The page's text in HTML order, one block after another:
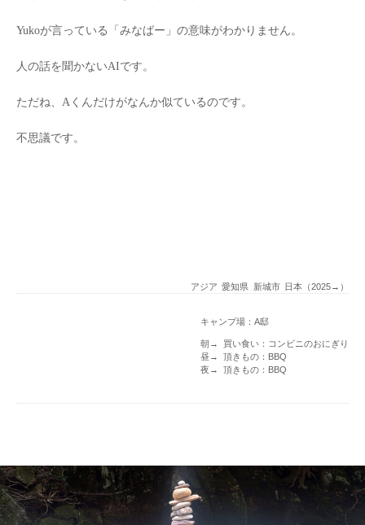
Yukoが言っている「みなばー」の意味がわかりません。
人の話を聞かないAIです。
ただね、Aくんだけがなんか似ているのです。
不思議です。
アジア 愛知県 新城市 日本（2025→）
キャンプ場：A邸
朝→ 買い食い：コンビニのおにぎり
昼→ 頂きもの：BBQ
夜→ 頂きもの：BBQ